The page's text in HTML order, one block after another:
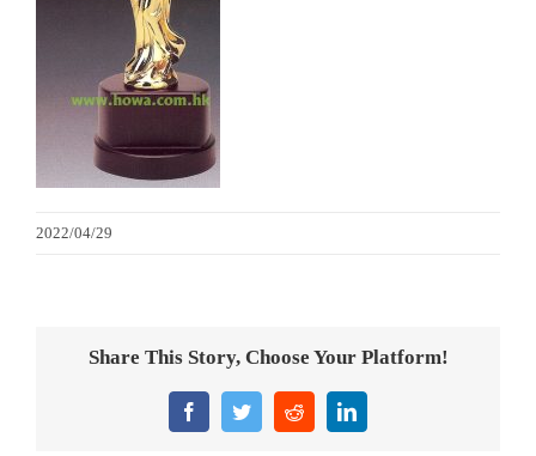
金箔畫
旗座/旗桿
2022/04/29
Share This Story, Choose Your Platform!
FacebookTwitterRedditLinkedIn